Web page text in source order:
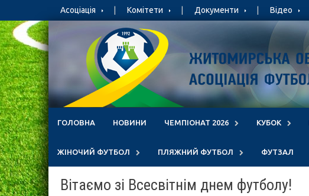
to
content
Асоціація Комітети Документи Відео
ГОЛОВНА НОВИНИ ЧЕМПІОНАТ 2026 КУБОК
ЖІНОЧИЙ ФУТБОЛ ПЛЯЖНИЙ ФУТБОЛ ФУТЗАЛ
Вітаємо зі Всесвітнім днем футболу!